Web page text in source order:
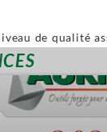
de qualité